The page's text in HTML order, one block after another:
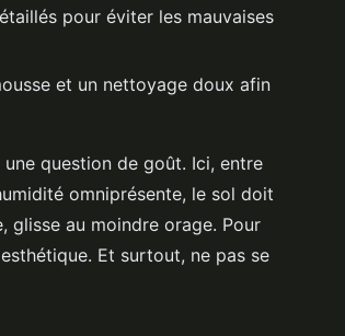
pour éviter les mauvaises
et un nettoyage doux afin
une question de goût. Ici, entre
omniprésente, le sol doit
glisse au moindre orage. Pour
Et surtout, ne pas se